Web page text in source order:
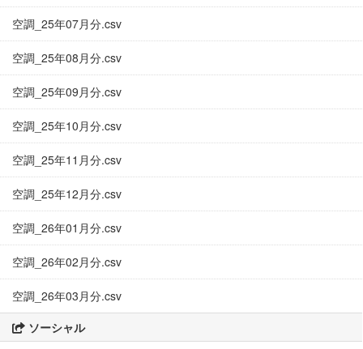
空調_25年07月分.csv
空調_25年08月分.csv
空調_25年09月分.csv
空調_25年10月分.csv
空調_25年11月分.csv
空調_25年12月分.csv
空調_26年01月分.csv
空調_26年02月分.csv
空調_26年03月分.csv
ソーシャル